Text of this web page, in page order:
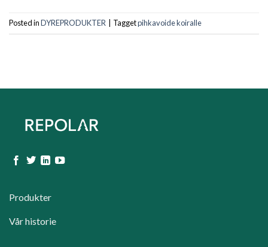
Posted inDYREPRODUKTER Taggetpihkavoide koiralle
Produkter
Vår historie